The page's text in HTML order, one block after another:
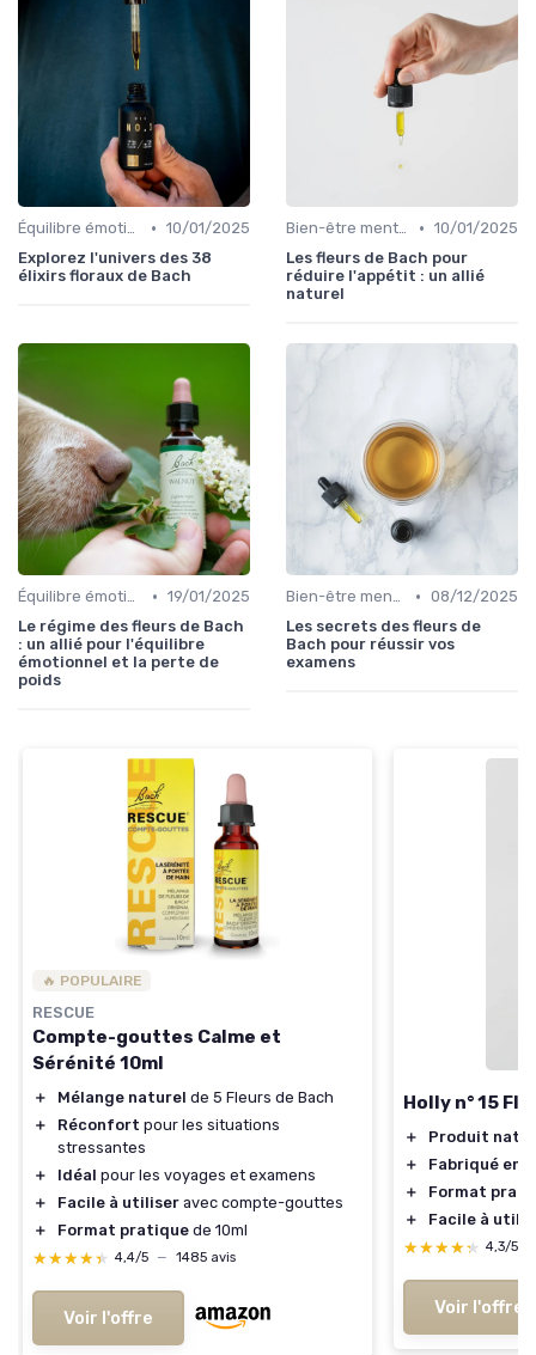
Équilibre émotionnel • 10/01/2025
Explorez l'univers des 38
élixirs floraux de Bach
Bien-être mental • 10/01/2025
Les fleurs de Bach pour
réduire l'appétit : un allié
naturel
Équilibre émotionnel • 19/01/2025
Le régime des fleurs de Bach
: un allié pour l'équilibre
émotionnel et la perte de
poids
Bien-être mental • 08/12/2025
Les secrets des fleurs de
Bach pour réussir vos
examens
🔥 POPULAIRE
RESCUE
Compte-gouttes Calme et
Sérénité 10ml
＋ Mélange naturel de 5 Fleurs de Bach
＋
Réconfort pour les situations
stressantes
＋
Idéal pour les voyages et examens
＋
Facile à utiliser avec compte-gouttes
＋
Format pratique de 10ml
★★★★★
★★★★★ 4,4/5 — 1485 avis
Voir l'offre
Holly n° 15
＋
Produit
＋
Fabriqué en
＋
Format
＋
Facile à
★★★★★
★★★★★ 4,3/5
Voir l'offre